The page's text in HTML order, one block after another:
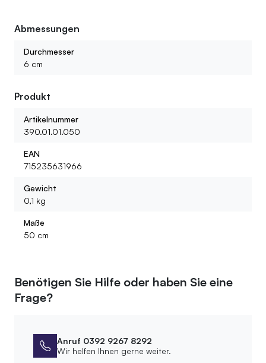
Abmessungen
Durchmesser
6 cm
Produkt
Artikelnummer
390.01.01.050
EAN
715235631966
Gewicht
0,1 kg
Maße
50 cm
Benötigen Sie Hilfe oder haben Sie eine
Frage?
Anruf 0392 9267 8292
Wir helfen Ihnen gerne weiter.